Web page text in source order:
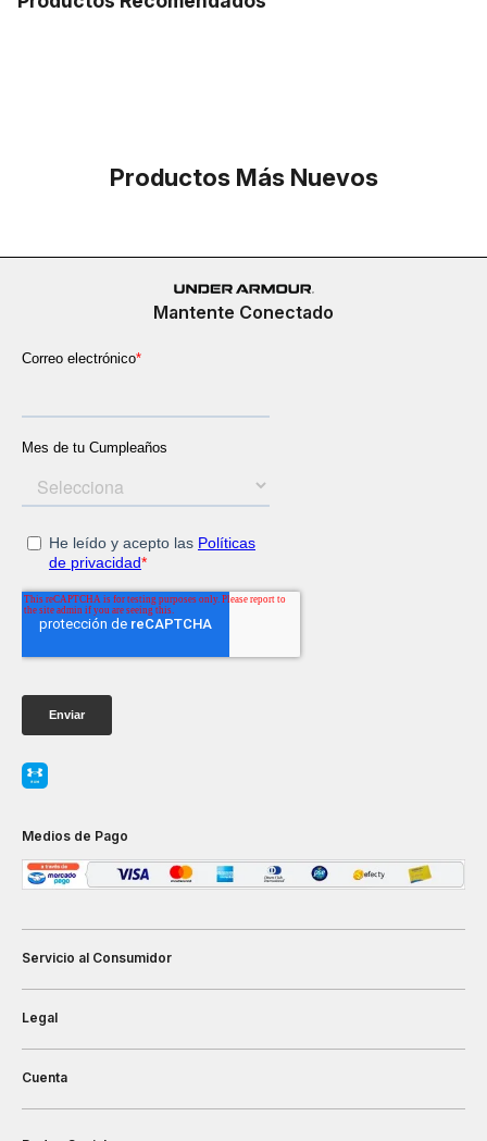
Productos Más Nuevos
Mantente Conectado
Medios de Pago
Servicio al Consumidor
Legal
Cuenta